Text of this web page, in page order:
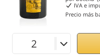
IVA e
Precio más